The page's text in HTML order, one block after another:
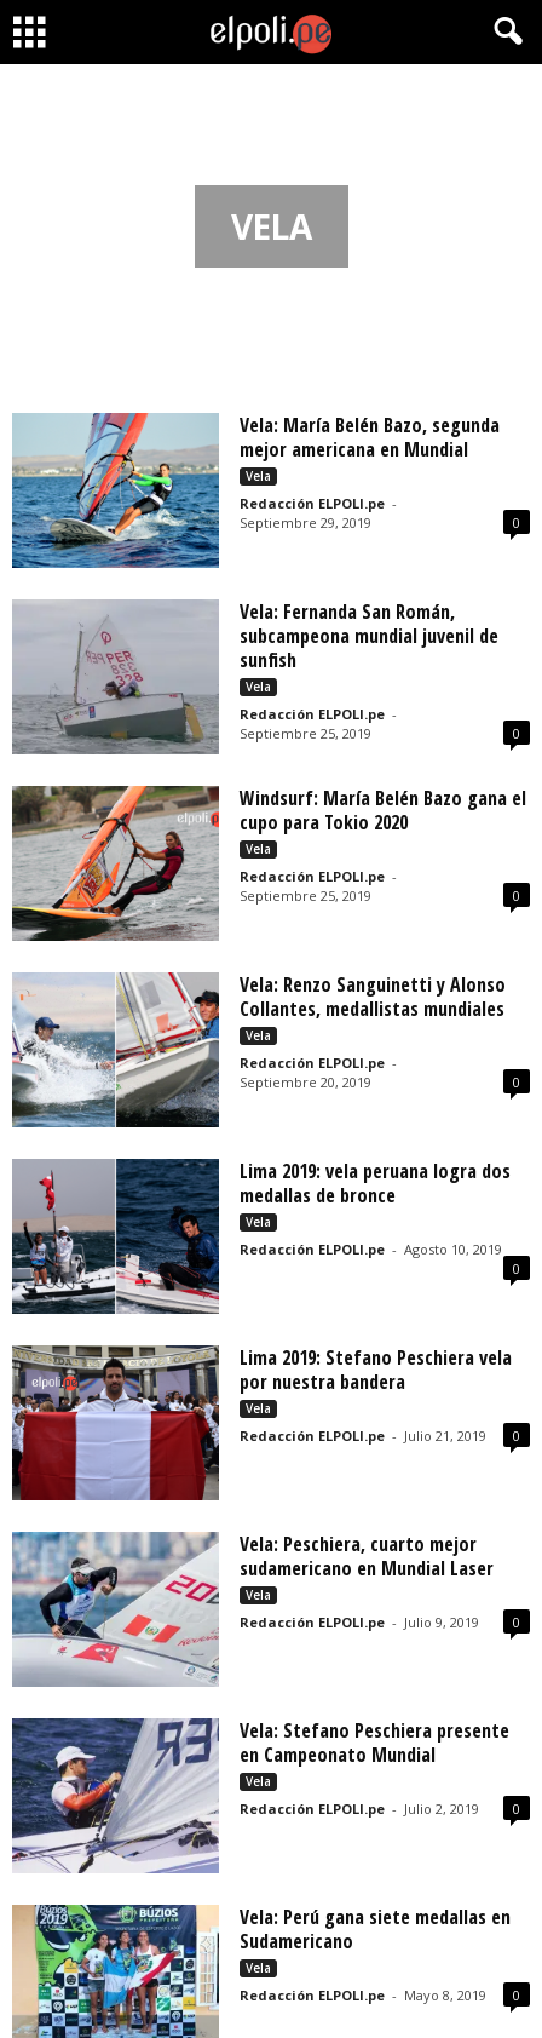
VELA
Vela: María Belén Bazo, segunda
mejor americana en Mundial
Vela
Redacción ELPOLI.pe -
Septiembre 29, 2019
0
Vela: Fernanda San Román,
subcampeona mundial juvenil de
sunfish
Vela
Redacción ELPOLI.pe -
Septiembre 25, 2019
0
Windsurf: María Belén Bazo gana el
cupo para Tokio 2020
Vela
Redacción ELPOLI.pe -
Septiembre 25, 2019
0
Vela: Renzo Sanguinetti y Alonso
Collantes, medallistas mundiales
Vela
Redacción ELPOLI.pe -
Septiembre 20, 2019
0
Lima 2019: vela peruana logra dos
medallas de bronce
Vela
Redacción ELPOLI.pe - Agosto 10, 2019
0
Lima 2019: Stefano Peschiera vela
por nuestra bandera
Vela
Redacción ELPOLI.pe - Julio 21, 2019 0
Vela: Peschiera, cuarto mejor
sudamericano en Mundial Laser
Vela
Redacción ELPOLI.pe - Julio 9, 2019 0
Vela: Stefano Peschiera presente
en Campeonato Mundial
Vela
Redacción ELPOLI.pe - Julio 2, 2019 0
Vela: Perú gana siete medallas en
Sudamericano
Vela
Redacción ELPOLI.pe - Mayo 8, 2019 0